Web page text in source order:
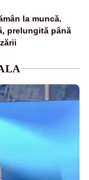
la muncă.
prelungită până